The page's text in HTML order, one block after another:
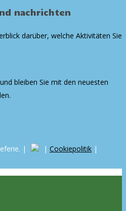
nachrichten
darüber, welche Aktivitäten Sie
bleiben Sie mit den neuesten
| | Cookiepolitik |